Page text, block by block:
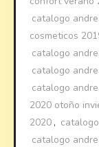
catalogo
cosmeticos
catalogo
catalogo
catalogo
2020 otoño
2020 ,
catalogo